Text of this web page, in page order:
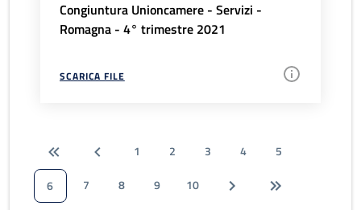
Congiuntura Unioncamere - Servizi -
Romagna - 4° trimestre 2021
SCARICA FILE
1 2 3 4
5
6
7 8 9 10